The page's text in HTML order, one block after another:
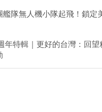
艦隊無人機小隊起飛！鎖定
年特輯｜更好的台灣：回望